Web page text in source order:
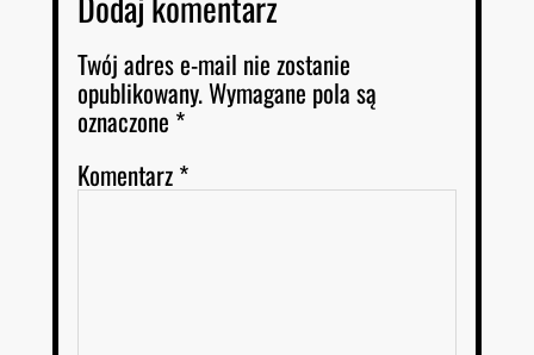
Twój adres e-mail nie zostanie
opublikowany.Wymagane pola są
oznaczone *
Komentarz*